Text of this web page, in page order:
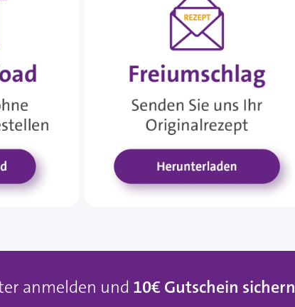
anmelden und 10€ Gutschein sichern